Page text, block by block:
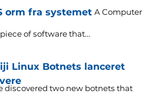
orm fra systemet A Computer
of software that...
Linux Botnets lanceret
discovered two new botnets that